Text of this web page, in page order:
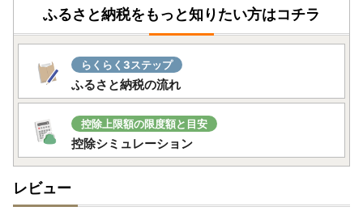
ふるさと納税をもっと知りたい方はコチラ
らくらく3ステップ
ふるさと納税の流れ
控除上限額の限度額と目安
控除シミュレーション
レビュー